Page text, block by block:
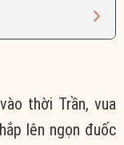
thời Trần, vua
lên ngọn đuốc